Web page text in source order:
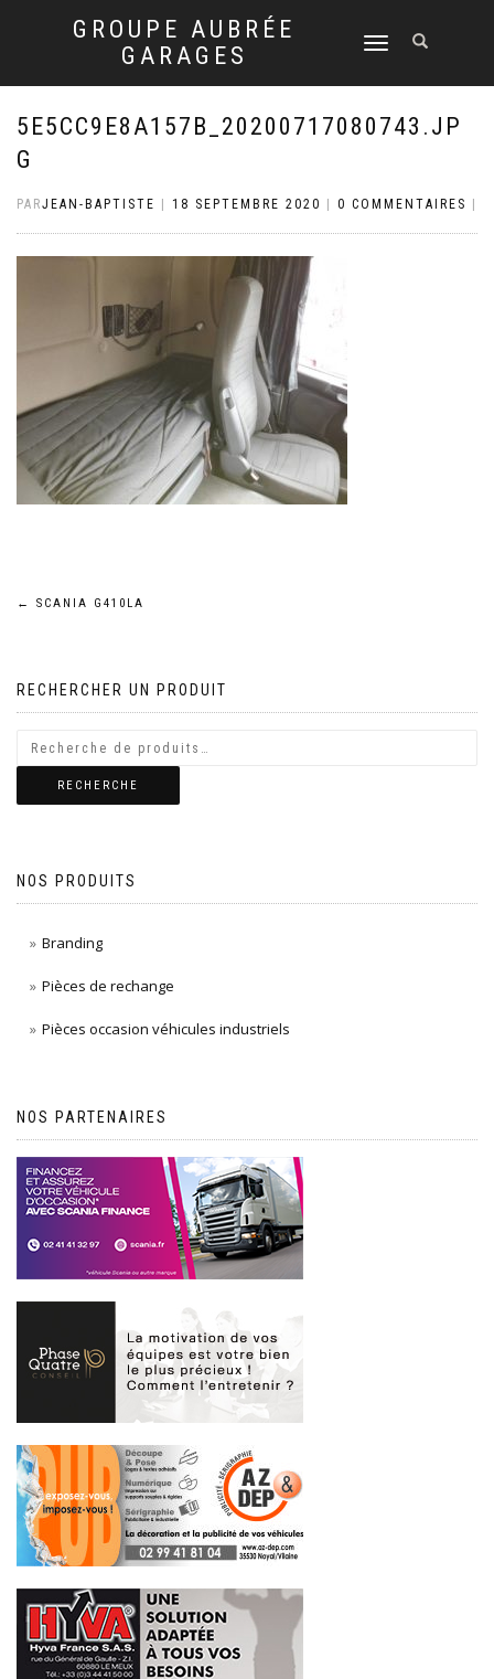
GROUPE AUBRÉE
GARAGES
DÉPLIER
NAVIGATION
5E5CC9E8A157B_20200717080743.JP
G
PARJEAN-BAPTISTE 18 SEPTEMBRE 2020 0 COMMENTAIRES
Navigation
l’article
← SCANIA G410LA
RECHERCHER UN PRODUIT
RECHERCHE
NOS PRODUITS
Branding
Pièces de rechange
Pièces occasion véhicules industriels
NOS PARTENAIRES